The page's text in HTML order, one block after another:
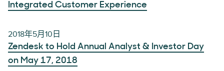
Integrated Customer Experience
2018年5月10日
Zendesk to Hold Annual Analyst & Investor Day
on May 17, 2018